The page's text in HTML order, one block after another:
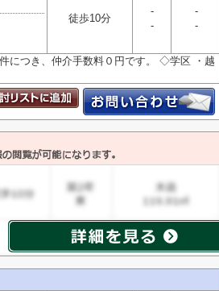
徒歩10分
-
-
-
-
つき、仲介手数料０円です。 ◇学区 ・越